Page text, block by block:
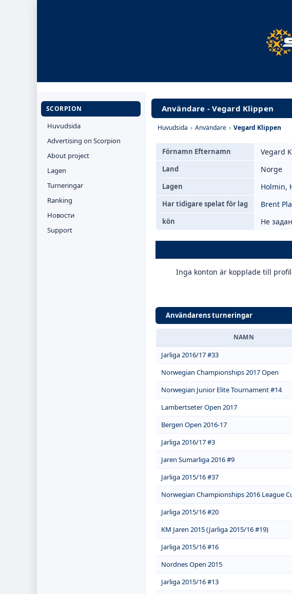
SCORPION
Huvudsida
Advertising on Scorpion
About project
Lagen
Turneringar
Ranking
Новости
Support
Användare - Vegard Klippen
Huvudsida › Användare › Vegard Klippen
Förnamn Efternamn Vegard
Land Norge
Lagen Holmin,
Har tidigare spelat för lag Brent
kön Не задан
Inga konton är kopplade till
Användarens turneringar
NAMN
Jarliga 2016/17 #33
Norwegian Championships 2017 Open
Norwegian Junior Elite Tournament #14
Lambertseter Open 2017
Bergen Open 2016-17
Jarliga 2016/17 #3
Jaren Sumarliga 2016 #9
Jarliga 2015/16 #37
Norwegian Championships 2016 League
Jarliga 2015/16 #20
KM Jaren 2015 (Jarliga 2015/16 #19)
Jarliga 2015/16 #16
Nordnes Open 2015
Jarliga 2015/16 #13